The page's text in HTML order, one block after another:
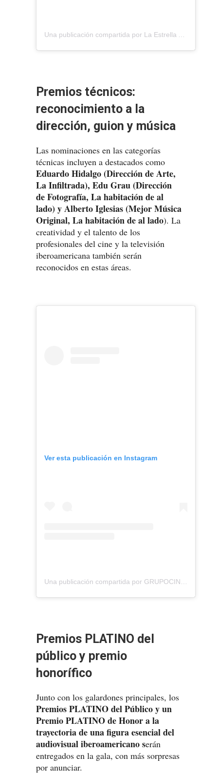
Premios técnicos:
reconocimiento a la
dirección, guion y música
Las nominaciones en las categorías
técnicas incluyen a destacados como
Eduardo Hidalgo (Dirección de Arte,
La Infiltrada), Edu Grau (Dirección
de Fotografía, La habitación de al
lado) y Alberto Iglesias (Mejor Música
Original, La habitación de al lado). La
creatividad y el talento de los
profesionales del cine y la televisión
iberoamericana también serán
reconocidos en estas áreas.
Ver esta publicación en Instagram
Una publicación compartida por GRUPOCINE (@grupocine)
Premios PLATINO del
público y premio
honorífico
Junto con los galardones principales, los
Premios PLATINO del Público y un
Premio PLATINO de Honor a la
trayectoria de una figura esencial del
audiovisual iberoamericano serán
entregados en la gala, con más sorpresas
por anunciar.